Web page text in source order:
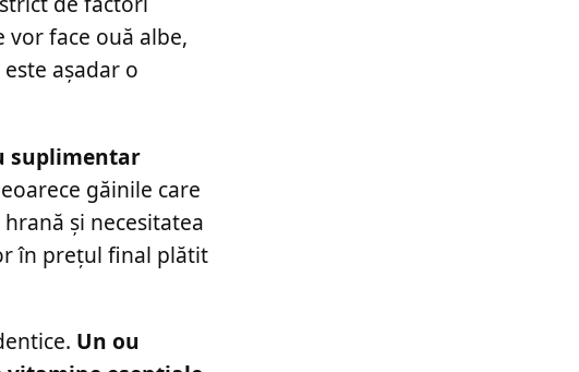
face ouă albe,
așadar o
suplimentar
găinile care
și necesitatea
în prețul final plătit
Un ou